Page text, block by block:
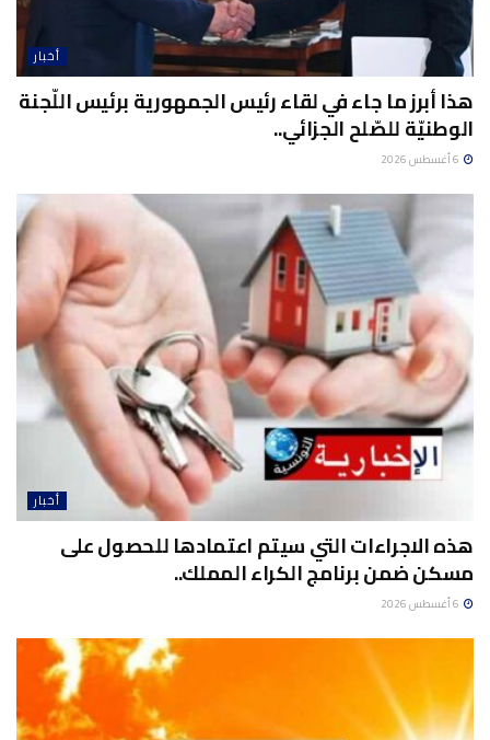
أخبار
هذا أبرز ما جاء في لقاء رئيس الجمهورية برئيس اللّجنة
الوطنيّة للصّلح الجزائي..
أخبار
هذه الاجراءات التي سيتم اعتمادها للحصول على
مسكن ضمن برنامج الكراء المملك..